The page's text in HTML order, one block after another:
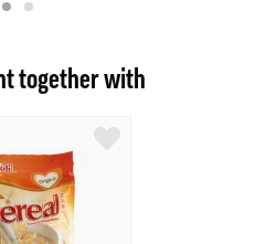
together with